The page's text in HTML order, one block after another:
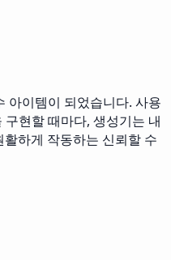
아이템이 되었습니다. 사용
현할 때마다, 생성기는 내
하게 작동하는 신뢰할 수